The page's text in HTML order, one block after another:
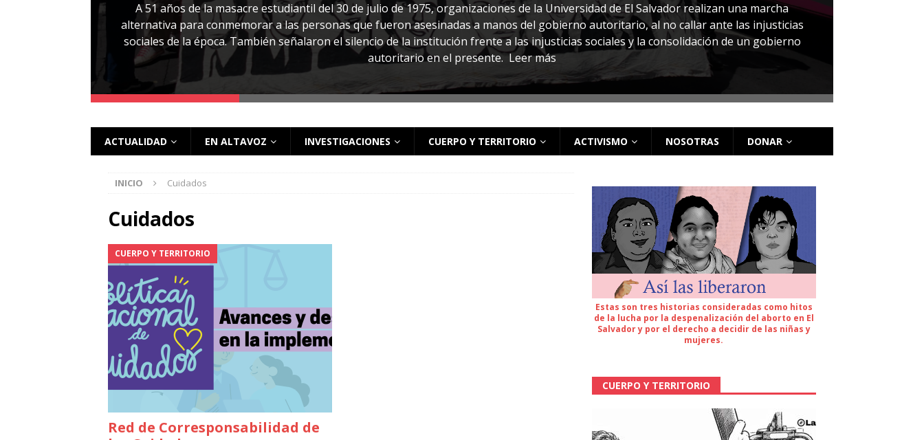
A 51 años de la masacre estudiantil del 30 de julio de 1975, organizaciones de la Universidad de El Salvador realizan una marcha
alternativa para conmemorar a las personas que fueron asesinadas a manos del gobierno autoritario, al no callar ante las injusticias
sociales de la época. También señalaron el silencio de la institución frente a las injusticias sociales y la consolidación de un gobierno
autoritario en el presente.Leer más
ACTUALIDAD EN ALTAVOZ INVESTIGACIONES CUERPO Y TERRITORIO ACTIVISMO NOSOTRAS DONAR
INICIO Cuidados
Cuidados
CUERPO Y TERRITORIO
Red de Corresponsabilidad de
Estas son tres historias consideradas como hitos
de la lucha por la despenalización del aborto en El
Salvador y por el derecho a decidir de las niñas y
mujeres.
CUERPO Y TERRITORIO